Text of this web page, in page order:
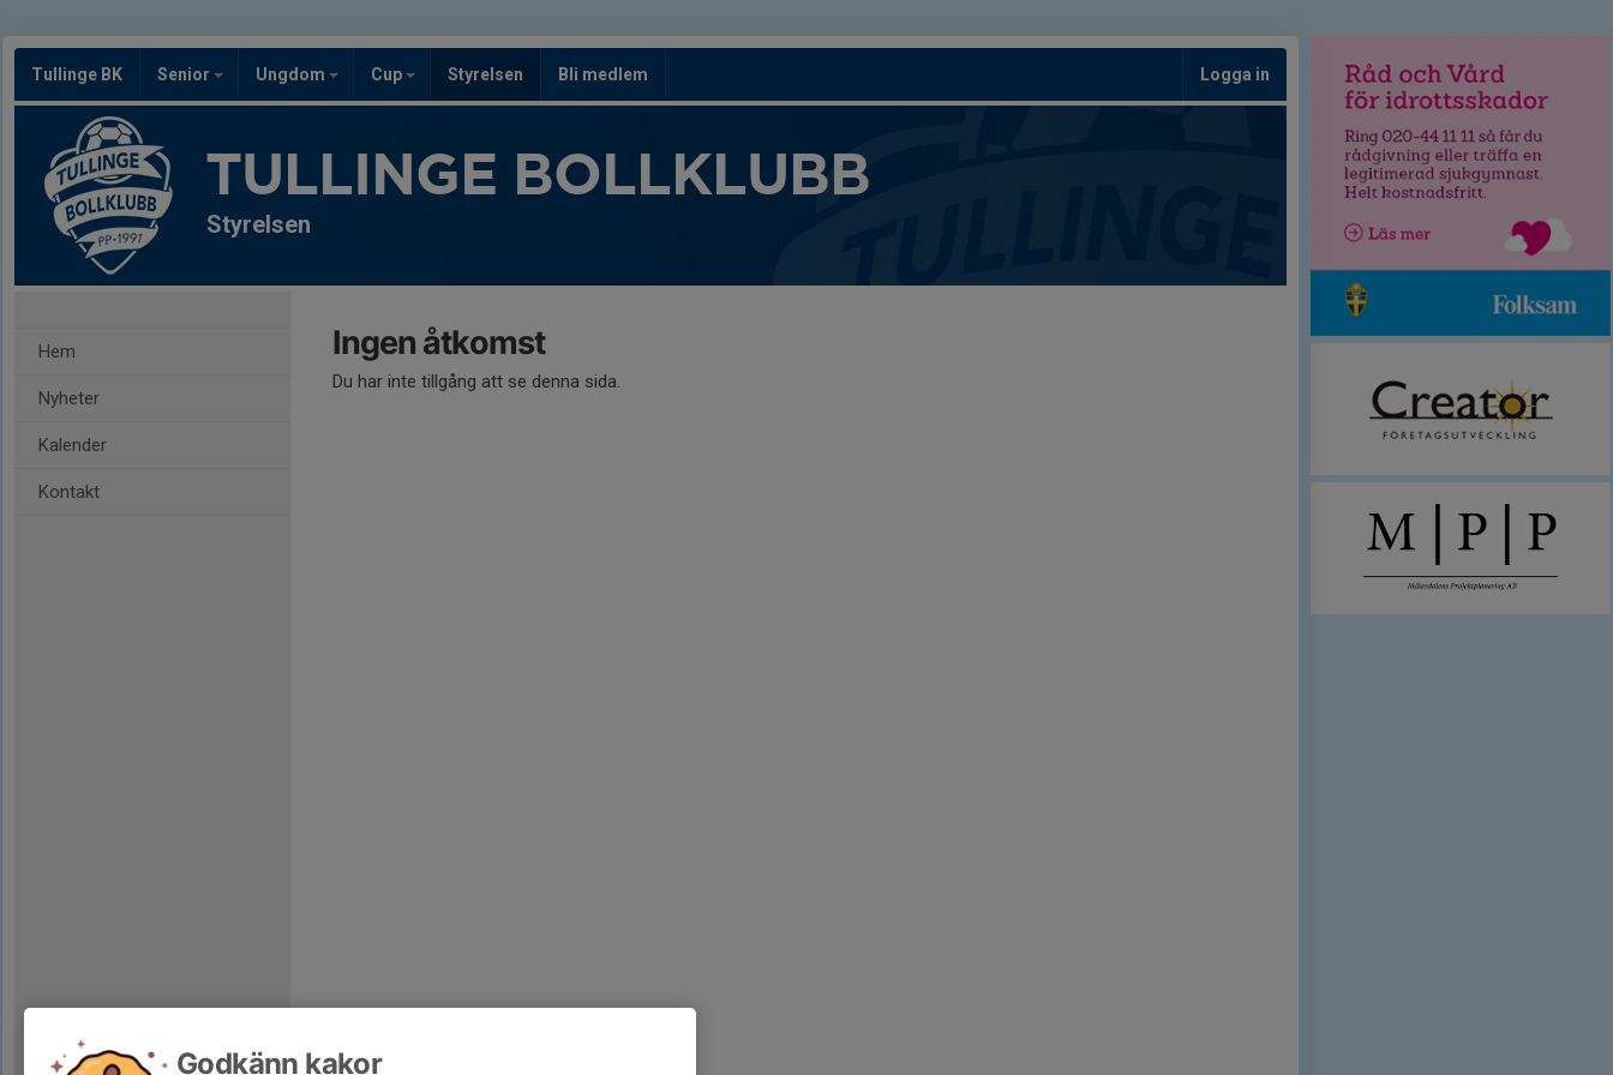
Tullinge BK Senior Ungdom Cup Styrelsen Bli medlem Logga in
TULLINGE BOLLKLUBB
Styrelsen
Hem
Nyheter
Kalender
Kontakt
Ingen åtkomst
Du har inte tillgång att se denna sida.
Godkänn kakor